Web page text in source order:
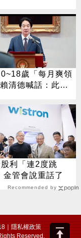
歲「每月爽領
清德喊話：此時
時
利「連2度跳
金管會說重話了
Recommended by
｜隱私權政策
Reserved.